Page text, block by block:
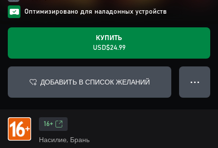
Оптимизировано для наладонных устройств
КУПИТЬ
USD$24.99
ДОБАВИТЬ В СПИСОК ЖЕЛАНИЙ ● ● ●
16+
Насилие, Брань